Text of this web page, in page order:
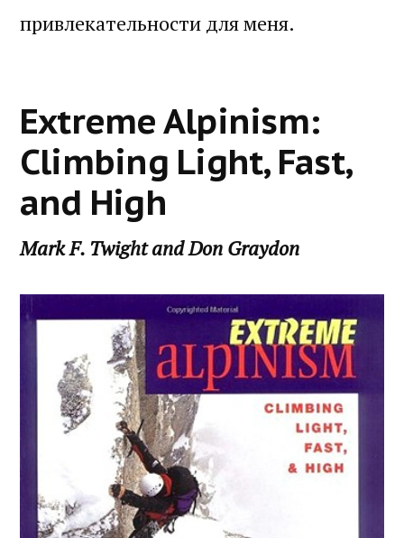
привлекательности для меня.
Extreme Alpinism:
Climbing Light, Fast,
and High
Mark F. Twight and Don Graydon